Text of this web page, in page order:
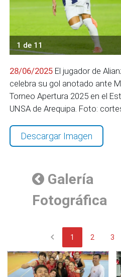
1 de 11
28/06/2025 El jugador de
celebra su gol anotado ante
Torneo Apertura 2025 en el
UNSA de Arequipa. Foto:
Descargar Imagen
Galería
Fotográfica
chevron_left 1 2 3